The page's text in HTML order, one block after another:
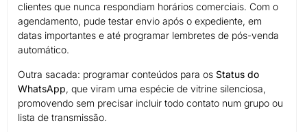
clientes que nunca respondiam horários comerciais. Com o
agendamento, pude testar envio após o expediente, em
datas importantes e até programar lembretes de pós-venda
automático.
Outra sacada: programar conteúdos para os Status do
WhatsApp, que viram uma espécie de vitrine silenciosa,
promovendo sem precisar incluir todo contato num grupo ou
lista de transmissão.